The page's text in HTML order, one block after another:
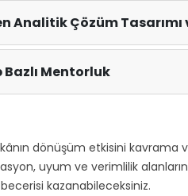
Analitik Çözüm
Bazlı Mentorluk
dönüşüm etkisini kavrama
uyum ve verimlilik
kazanabileceksiniz.